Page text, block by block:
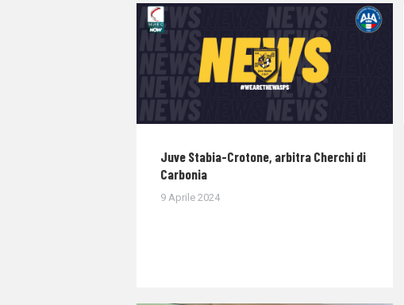
Juve Stabia-Crotone, arbitra Cherchi di
Carbonia
9 Aprile 2024